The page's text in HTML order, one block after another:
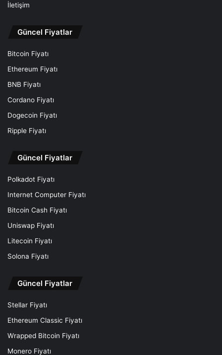
İletişim
Güncel Fiyatlar
Bitcoin Fiyatı
Ethereum Fiyatı
BNB Fiyatı
Cordano Fiyatı
Dogecoin Fiyatı
Ripple Fiyatı
Güncel Fiyatlar
Polkadot Fiyatı
Internet Computer Fiyatı
Bitcoin Cash Fiyatı
Uniswap Fiyatı
Litecoin Fiyatı
Solona Fiyatı
Güncel Fiyatlar
Stellar Fiyatı
Ethereum Classic Fiyatı
Wrapped Bitcoin Fiyatı
Monero Fiyatı